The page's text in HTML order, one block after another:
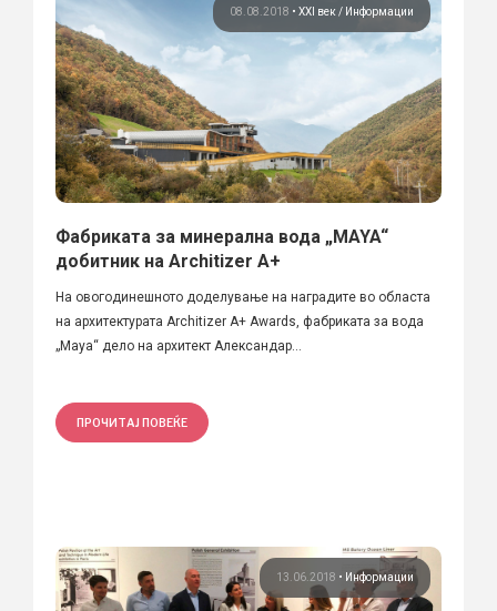
08.08.2018 • XXI век Информации
Фабриката за минерална вода „MAYA“
добитник на Аrchitizer A+
На овогодинешното доделување на наградите во областа
на архитектурата Аrchitizer A+ Awards, фабриката за вода
„Maya“ дело на архитект Александар...
ПРОЧИТАЈ ПОВЕЌЕ
13.06.2018 • Информации